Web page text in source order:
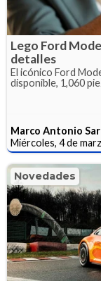
Lego Ford
detalles
El icónico Ford
disponible, 1,060
Marco Antonio
Miércoles, 4 de
Novedades